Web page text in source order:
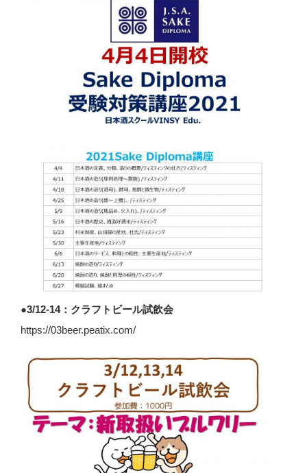
●3/12-14：クラフトビール試飲会
https://03beer.peatix.com/